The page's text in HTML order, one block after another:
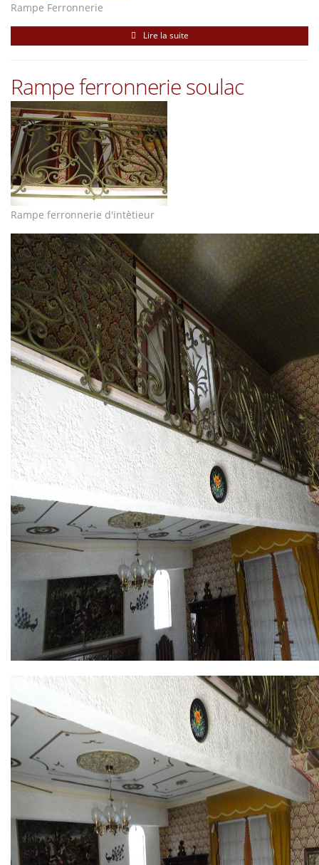
Rampe Ferronnerie
Lire la suite
Rampe ferronnerie soulac
Rampe ferronnerie d'intètieur